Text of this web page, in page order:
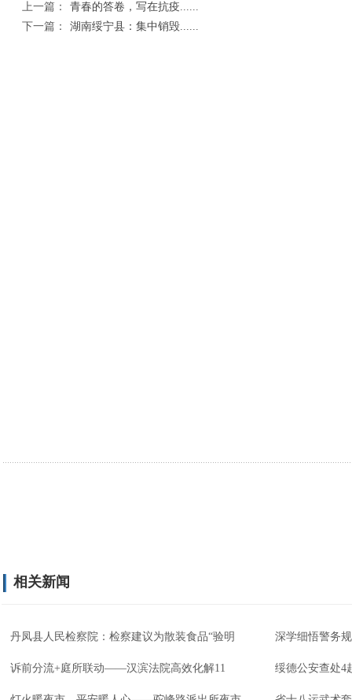
上一篇：
青春的答卷，写在抗疫......
下一篇：
湖南绥宁县：集中销毁......
相关新闻
丹凤县人民检察院：检察建议为散装食品“验明 深学细悟警务
诉前分流+庭所联动——汉滨法院高效化解11 绥德公安查处4